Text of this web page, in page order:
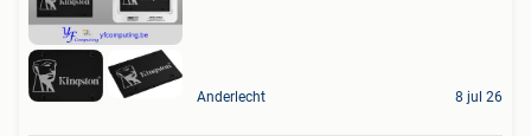
Anderlecht 8 jul 26